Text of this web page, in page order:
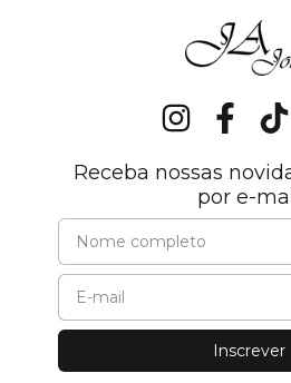
Receba nossas
por e-